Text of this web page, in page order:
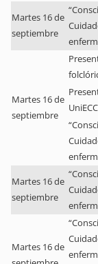
Martes 16 de
septiembre
Martes 16 de
septiembre
Martes 16 de
septiembre
Martes 16 de